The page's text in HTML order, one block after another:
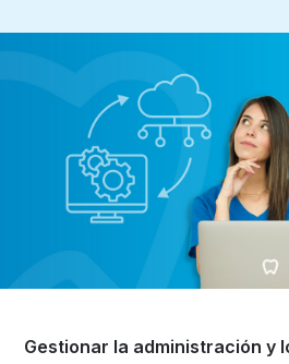
Solicita tu
Gestionar la administración y